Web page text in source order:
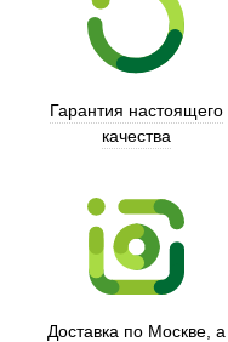
Гарантия настоящего
качества
Доставка по Москве, а